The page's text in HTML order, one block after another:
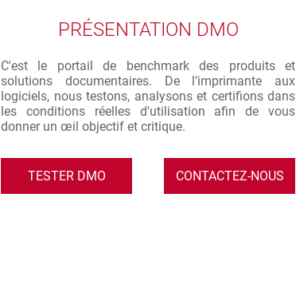
PRÉSENTATION DMO
C'est le portail de benchmark des produits et
solutions documentaires. De l’imprimante aux
logiciels, nous testons, analysons et certifions dans
les conditions réelles d'utilisation afin de vous
donner un œil objectif et critique.
TESTER DMO CONTACTEZ-NOUS